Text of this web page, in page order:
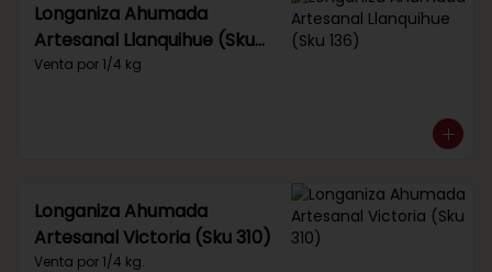
Longaniza Ahumada
Artesanal Llanquihue (Sku
136)
Venta por 1/4 kg
Longaniza Ahumada
Artesanal Victoria (Sku 310)
Venta por 1/4 kg.